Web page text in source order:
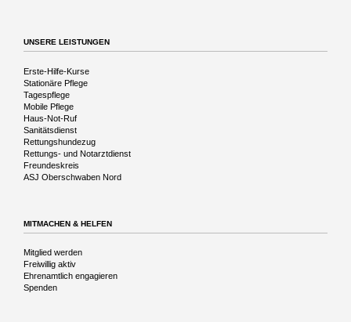
UNSERE LEISTUNGEN
Navigation
überspringen
Erste-Hilfe-Kurse
Stationäre Pflege
Tagespflege
Mobile Pflege
Haus-Not-Ruf
Sanitätsdienst
Rettungshundezug
Rettungs- und Notarztdienst
Freundeskreis
ASJ Oberschwaben Nord
MITMACHEN & HELFEN
Navigation
überspringen
Mitglied werden
Freiwillig aktiv
Ehrenamtlich engagieren
Spenden